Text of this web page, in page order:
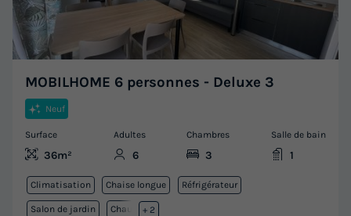
MOBILHOME 6 personnes - Deluxe 3
Neuf
Surface
36m²
Adultes
6
Chambres
3
Salle de bain
1
Climatisation Chaise longue Réfrigérateur
Salon de jardin Chauffage
+ 2